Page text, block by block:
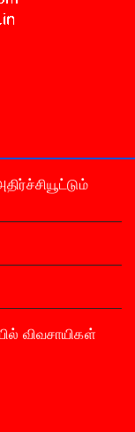
விவசாயிகள்